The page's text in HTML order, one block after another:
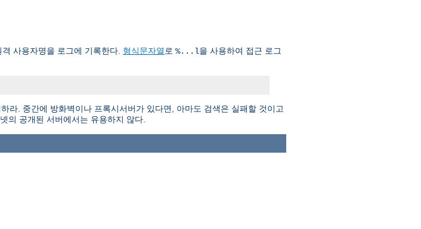
사용자명을 로그에 기록한다. 형식문자열 로 %...l을 사용하여 접근 로그
라. 중간에 방화벽이나 프록시서버가 있다면, 아마도 검색은 실패할 것이고
의 공개된 서버에서는 유용하지 않다.